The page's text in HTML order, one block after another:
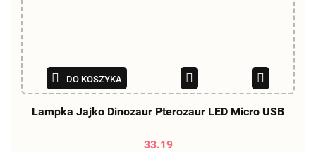
DO KOSZYKA
Lampka Jajko Dinozaur Pterozaur LED Micro USB
33.19